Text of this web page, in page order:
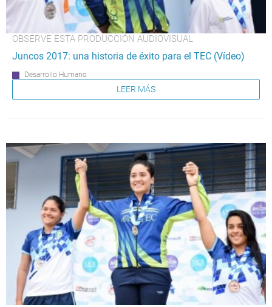
OBSERVE ESTA PRODUCCIÓN AUDIOVISUAL
Juncos 2017: una historia de éxito para el TEC (Vídeo)
Desarrollo Humano
LEER MÁS